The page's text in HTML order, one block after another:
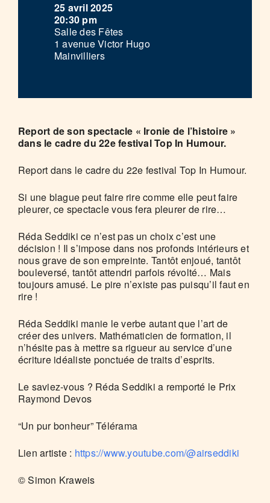
25 avril 2025
20:30 pm
Salle des Fêtes
1 avenue Victor Hugo
Mainvilliers
Report de son spectacle « Ironie de l’histoire »
dans le cadre du 22e festival Top In Humour.
Report dans le cadre du 22e festival Top In Humour.
Si une blague peut faire rire comme elle peut faire
pleurer, ce spectacle vous fera pleurer de rire…
Réda Seddiki ce n’est pas un choix c’est une
décision ! Il s’impose dans nos profonds intérieurs et
nous grave de son empreinte. Tantôt enjoué, tantôt
bouleversé, tantôt attendri parfois révolté… Mais
toujours amusé. Le pire n’existe pas puisqu’il faut en
rire !
Réda Seddiki manie le verbe autant que l’art de
créer des univers. Mathématicien de formation, il
n’hésite pas à mettre sa rigueur au service d’une
écriture idéaliste ponctuée de traits d’esprits.
Le saviez-vous ? Réda Seddiki a remporté le Prix
Raymond Devos
“Un pur bonheur” Télérama
Lien artiste : https://www.youtube.com/@airseddiki
© Simon Kraweis